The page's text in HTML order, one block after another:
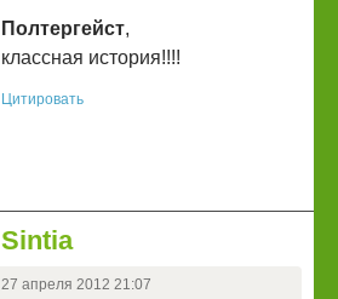
Полтергейст,
классная история!!!!
Цитировать
Sintia
27 апреля 2012 21:07